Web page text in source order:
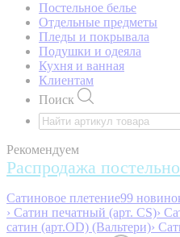
Постельное белье
Отдельные предметы
Пледы и покрывала
Подушки и одеяла
Кухня и ванная
Клиентам
Поиск
Рекомендуем
Распродажа
Сатиновое плетение99
› Сатин печатный (арт. СS)›
сатин (арт.OD) (Вальтери)›